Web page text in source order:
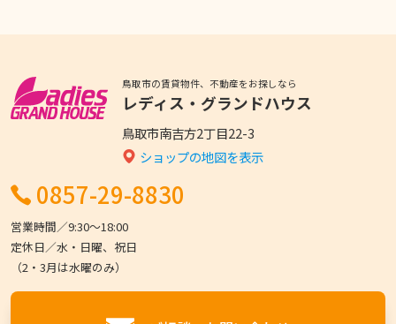
鳥取市の賃貸物件、不動産をお探しなら
レディス・グランドハウス
鳥取市南吉方2丁目22-3
ショップの地図を表示
0857-29-8830
営業時間／9:30〜18:00
定休日／水・日曜、祝日
（2・3月は水曜のみ）